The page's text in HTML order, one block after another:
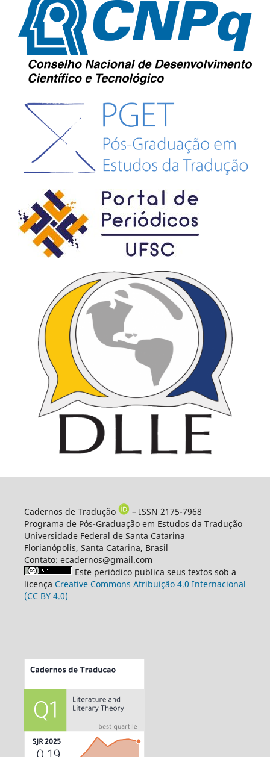
Cadernos de Tradução
– ISSN 2175-7968
Programa de Pós-Graduação em Estudos da Tradução
Universidade Federal de Santa Catarina
Florianópolis, Santa Catarina, Brasil
Contato: ecadernos@gmail.com
Este periódico publica seus textos sob a
licença Creative Commons Atribuição 4.0 Internacional
(CC BY 4.0)